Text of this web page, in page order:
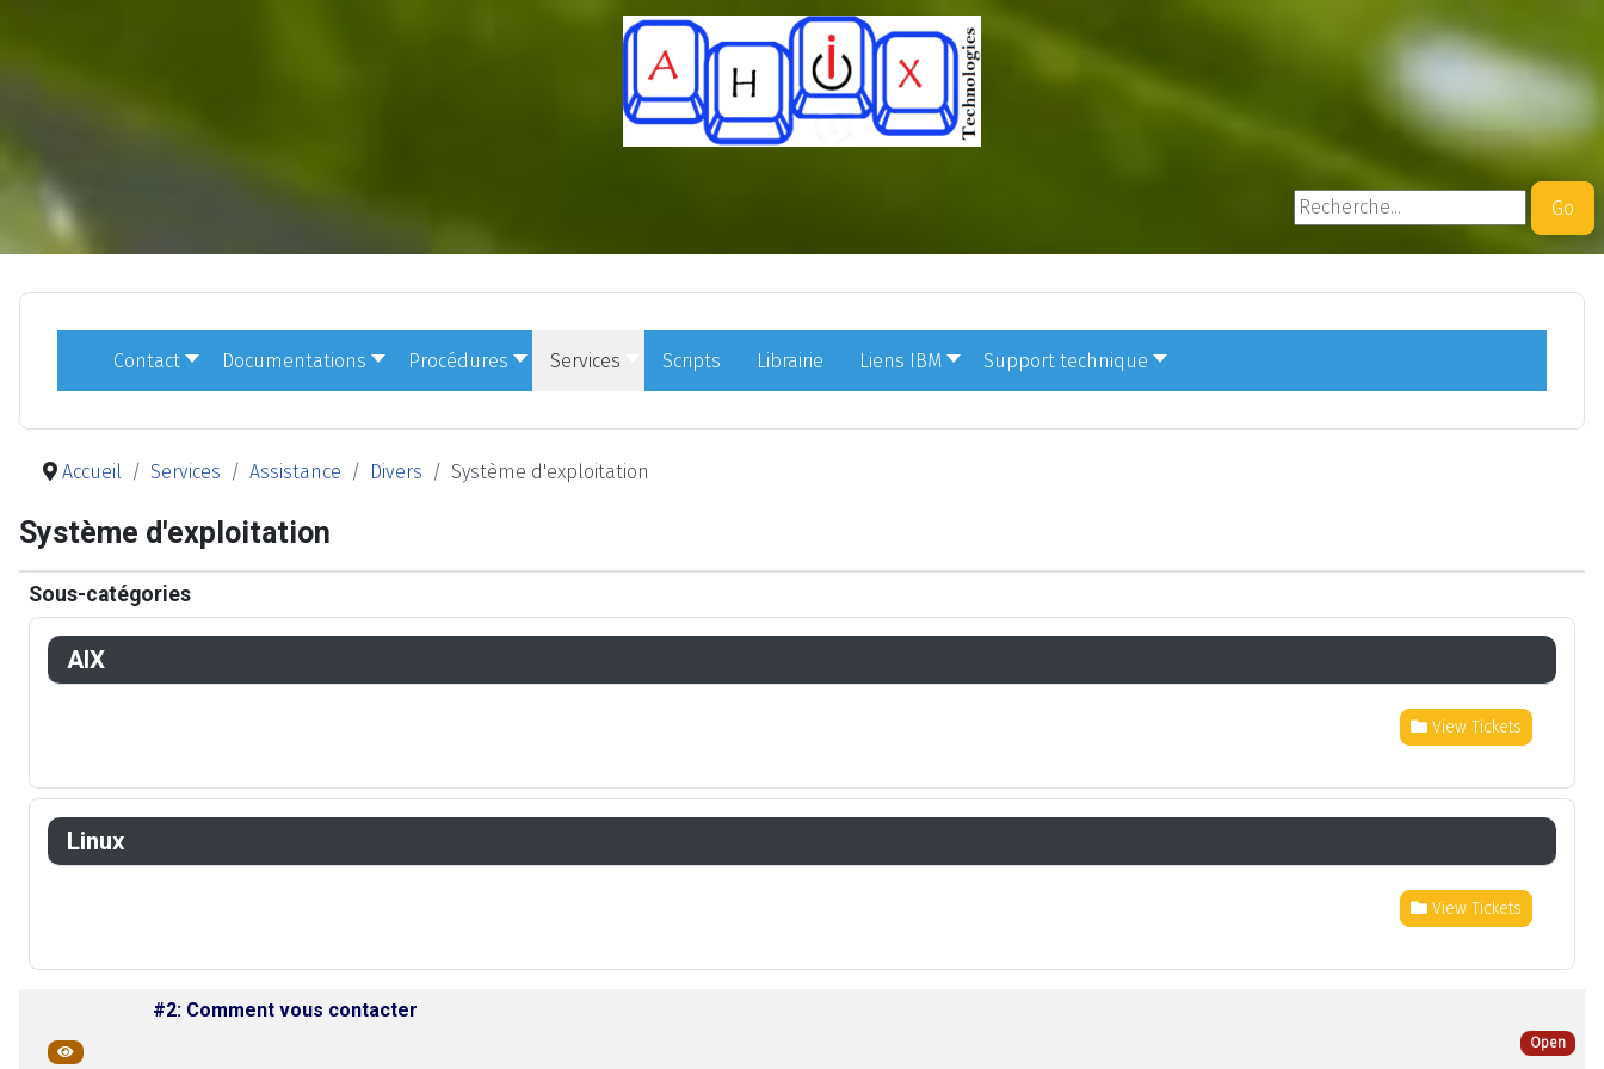
Rechercher
Go
Contact Documentations Procédures Services Scripts Librairie Liens IBM Support technique
Accueil Services Assistance Divers Système d'exploitation
Système d'exploitation
Sous-catégories
AIX
View Tickets
Linux
View Tickets
Public
#2: Comment vous contacter
Open